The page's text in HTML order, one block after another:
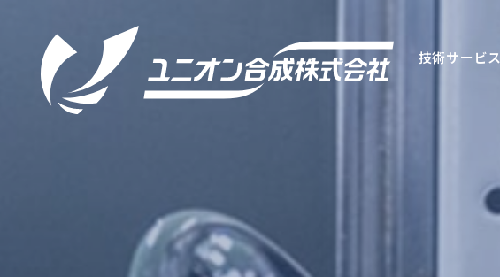
技術サービス